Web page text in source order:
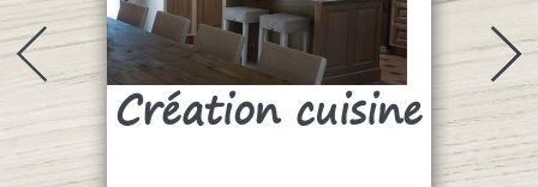
Création cuisine